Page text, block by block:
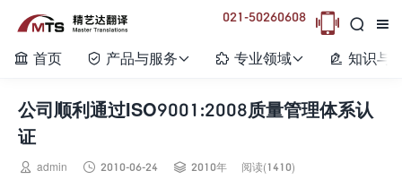


021-50260608 
 首页  产品与服务  专业领域  知识与
公司顺利通过ISO9001:2008质量管理体系认
证
 admin  2010-06-24  2010年 阅读(1410)